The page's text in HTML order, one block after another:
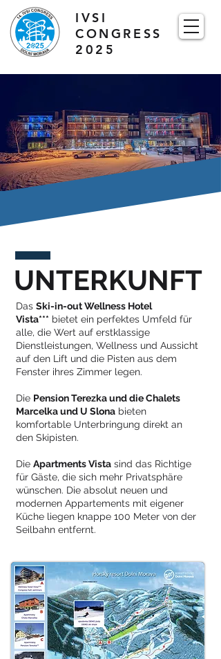
IVSI
CONGRESS
2025
UNTERKUNFT
Das Ski-in-out Wellness Hotel
Vista*** bietet ein perfektes Umfeld für
alle, die Wert auf erstklassige
Dienstleistungen, Wellness und Aussicht
auf den Lift und die Pisten aus dem
Fenster ihres Zimmer legen.
Die Pension Terezka und die Chalets
Marcelka und U Slona bieten
komfortable Unterbringung direkt an
den Skipisten.
Die Apartments Vista sind das Richtige
für Gäste, die sich mehr Privatsphäre
wünschen. Die absolut neuen und
modernen Appartements mit eigener
Küche liegen knappe 100 Meter von der
Seilbahn entfernt.